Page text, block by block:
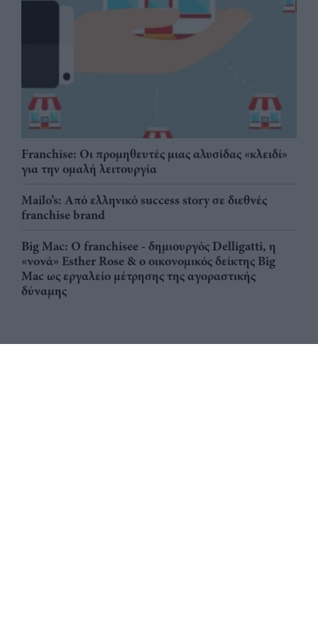
Franchise: Οι προμηθευτές μιας αλυσίδας «κλειδί»
για την ομαλή λειτουργία
Mailo’s: Από ελληνικό success story σε διεθνές
franchise brand
Big Mac: Ο franchisee - δημιουργός Delligatti, η
«νονά» Esther Rose & ο οικονομικός δείκτης Big
Mac ως εργαλείο μέτρησης της αγοραστικής
δύναμης